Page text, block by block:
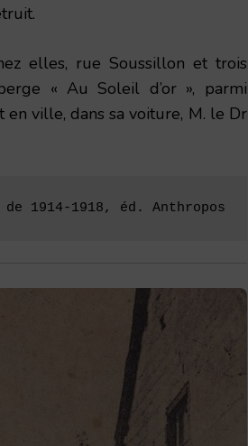
elles, rue Soussillon et trois
« Au Soleil d’or », parmi
en ville, dans sa voiture, M. le Dr
1914-1918, éd. Anthropos